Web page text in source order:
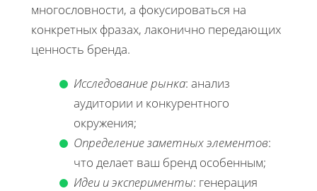
многословности, а фокусироваться на
конкретных фразах, лаконично передающих
ценность бренда.
Исследование рынка: анализ
аудитории и конкурентного
окружения;
Определение заметных элементов:
что делает ваш бренд особенным;
Идеи и эксперименты: генерация